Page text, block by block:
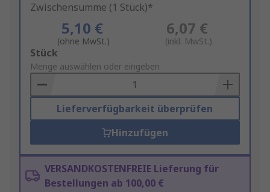
Zwischensumme (1 Stück)*
5,10 €
(ohne MwSt.)
6,07 €
(inkl. MwSt.)
Add
to
Basket
Stück
Menge auswählen oder eingeben
Lieferverfügbarkeit überprüfen
Hinzufügen
VERSANDKOSTENFREIE Lieferung für
Bestellungen ab 100,00 €